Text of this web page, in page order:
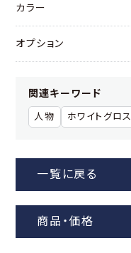
カラー
オプション
関連キーワード
人物 ホワイトグロス
一覧に戻る
商品・価格